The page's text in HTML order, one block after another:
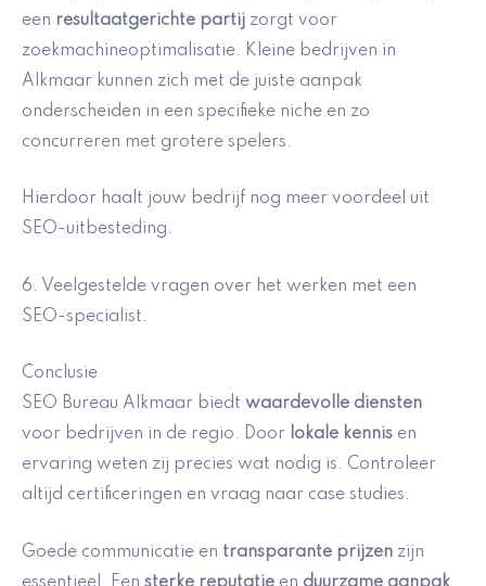
een resultaatgerichte partij zorgt voor
zoekmachineoptimalisatie. Kleine bedrijven in
Alkmaar kunnen zich met de juiste aanpak
onderscheiden in een specifieke niche en zo
concurreren met grotere spelers.
Hierdoor haalt jouw bedrijf nog meer voordeel uit
SEO-uitbesteding.
6. Veelgestelde vragen over het werken met een
SEO-specialist.
Conclusie
SEO Bureau Alkmaar biedt waardevolle diensten
voor bedrijven in de regio. Door lokale kennis en
ervaring weten zij precies wat nodig is. Controleer
altijd certificeringen en vraag naar case studies.
Goede communicatie en transparante prijzen zijn